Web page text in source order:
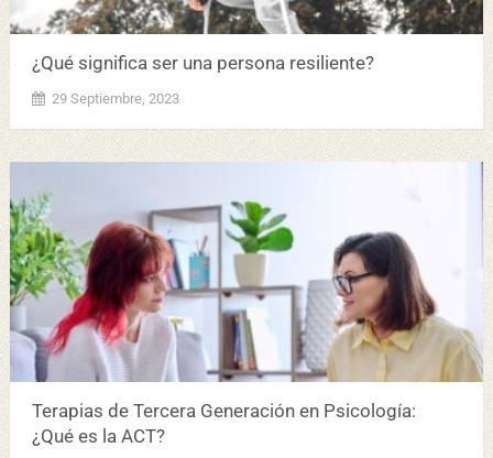
¿Qué significa ser una persona resiliente?
29 Septiembre, 2023
Terapias de Tercera Generación en Psicología:
¿Qué es la ACT?